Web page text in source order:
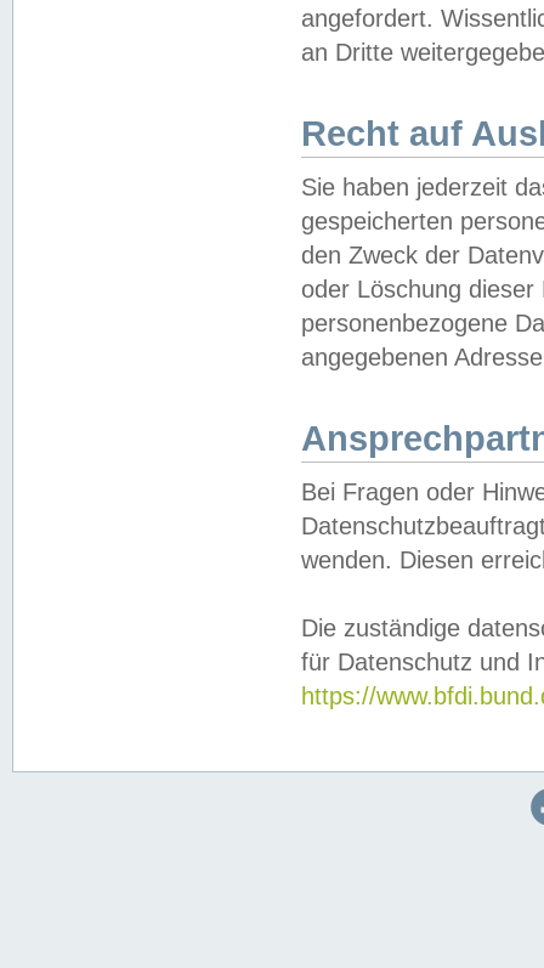
angefordert.
an Dritte
Recht auf
Sie haben jederzeit
gespeicherten
den Zweck der
oder Löschung
personenbezogene
angegebenen
Bei Fragen oder
wenden. Diesen
Die zuständige
für Datenschutz und
https://